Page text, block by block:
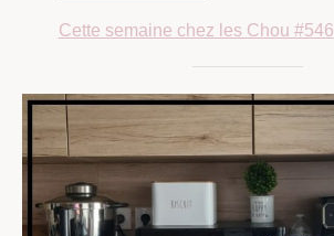
Cette semaine chez les Chou #546